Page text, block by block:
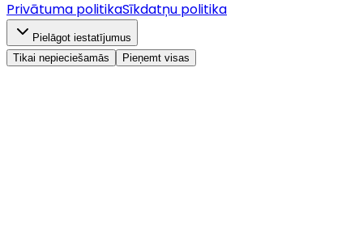
Privātuma politikaSīkdatņu politika
Pielāgot iestatījumus
Tikai nepieciešamās
Pieņemt visas